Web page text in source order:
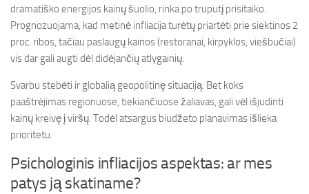
dramatiško energijos kainų šuolio, rinka po truputį prisitaiko.
Prognozuojama, kad metinė infliacija turėtų priartėti prie siektinos 2
proc. ribos, tačiau paslaugų kainos (restoranai, kirpyklos, viešbučiai)
vis dar gali augti dėl didėjančių atlygainių.
Svarbu stebėti ir globalią geopolitinę situaciją. Bet koks
paaštrėjimas regionuose, tiekiančiuose žaliavas, gali vėl išjudinti
kainų kreivę į viršų. Todėl atsargus biudžeto planavimas išlieka
prioritetu.
Psichologinis infliacijos aspektas: ar mes
patys ją skatiname?